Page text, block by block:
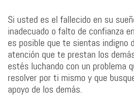
Si usted es el fallecido en su
inadecuado o falto de confianza
es posible que te sientas indigno
atención que te prestan los
estés luchando con un problema
resolver por ti mismo y que
apoyo de los demás.